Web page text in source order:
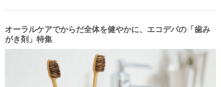
オーラルケアでからだ全体を健やかに、エコデパの「歯み
がき剤」特集